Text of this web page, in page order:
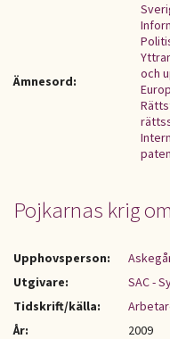
Ämnesord:
och
Pojkarnas krig
Upphovsperson:
Utgivare:
SAC -
Tidskrift/källa:
År:
2009